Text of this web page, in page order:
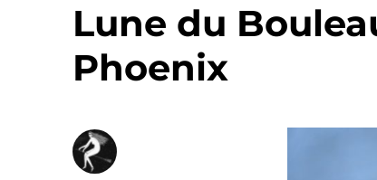
Lune du
Phoenix